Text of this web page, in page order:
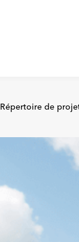
Répertoire de